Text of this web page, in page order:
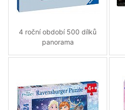
4 roční období 500 dílků
panorama